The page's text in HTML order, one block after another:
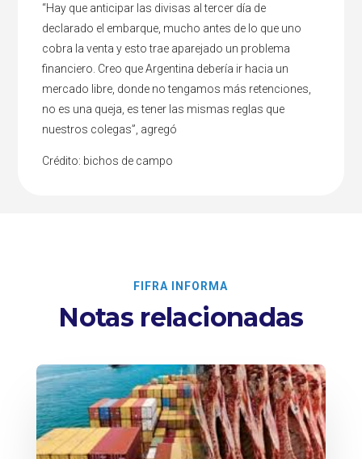
“Hay que anticipar las divisas al tercer día de
declarado el embarque, mucho antes de lo que uno
cobra la venta y esto trae aparejado un problema
financiero. Creo que Argentina debería ir hacia un
mercado libre, donde no tengamos más retenciones,
no es una queja, es tener las mismas reglas que
nuestros colegas”, agregó
Crédito: bichos de campo
FIFRA INFORMA
Notas relacionadas